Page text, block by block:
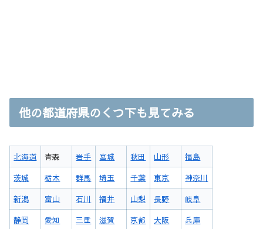
他の都道府県のくつ下も見てみる
北海道 青森 岩手 宮城 秋田 山形 福島
茨城 栃木 群馬 埼玉 千葉 東京 神奈川
新潟 富山 石川 福井 山梨 長野 岐阜
静岡 愛知 三重 滋賀 京都 大阪 兵庫